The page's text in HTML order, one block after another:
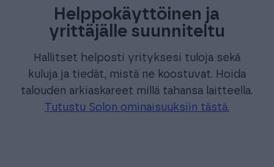
Helppokäyttöinen ja
yrittäjälle suunniteltu
Hallitset helposti yrityksesi tuloja sekä
kuluja ja tiedät, mistä ne koostuvat. Hoida
talouden arkiaskareet millä tahansa laitteella.
Tutustu Solon ominaisuuksiin tästä.